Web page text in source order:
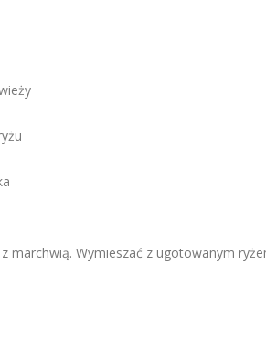
marchwią. Wymieszać z ugotowanym